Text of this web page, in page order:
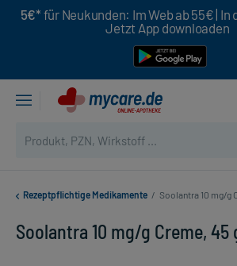
5€* für Neukunden: Im Web ab 55€ | In
Jetzt App downloaden
Rezeptpflichtige Medikamente / Soolantra 10 mg/g
Soolantra 10 mg/g Creme, 45